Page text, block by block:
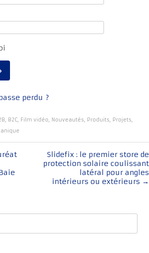
perdu ?
, B2C, Film vidéo, Nouveautés, Produits, Projets,
Slidefix : le premier store de
protection solaire coulissant
latéral pour angles
intérieurs ou extérieurs →